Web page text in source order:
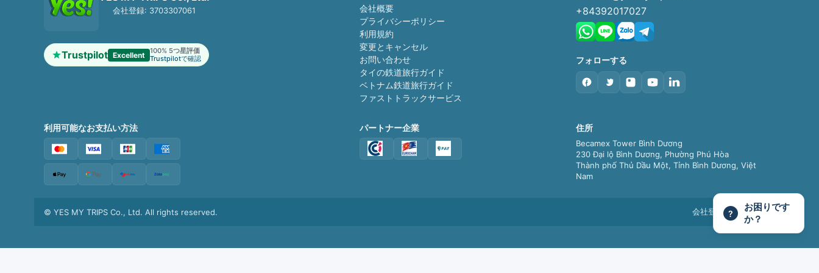
?
お困りです
か？
会社登録: 3703307061
Trustpilot Excellent 100% 5つ星評価
Trustpilotで確認
会社概要
プライバシーポリシー
利用規約
変更とキャンセル
お問い合わせ
タイの鉄道旅行ガイド
ベトナム鉄道旅行ガイド
ファストトラックサービス
+84392017027
フォローする
利用可能なお支払い方法 パートナー企業 住所
Becamex Tower Bình Dương
230 Đại lộ Bình Dương, Phường Phú Hòa
Thành phố Thủ Dầu Một, Tỉnh Bình Dương, Việt
Nam
© YES MY TRIPS Co., Ltd. All rights reserved. 会社登録: 3703307061